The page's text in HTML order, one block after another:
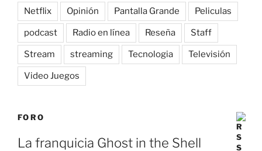
Netflix Opinión Pantalla Grande Peliculas
podcast Radio en línea Reseña Staff
Stream streaming Tecnologia Televisión
Video Juegos
FORO
La franquicia Ghost in the Shell